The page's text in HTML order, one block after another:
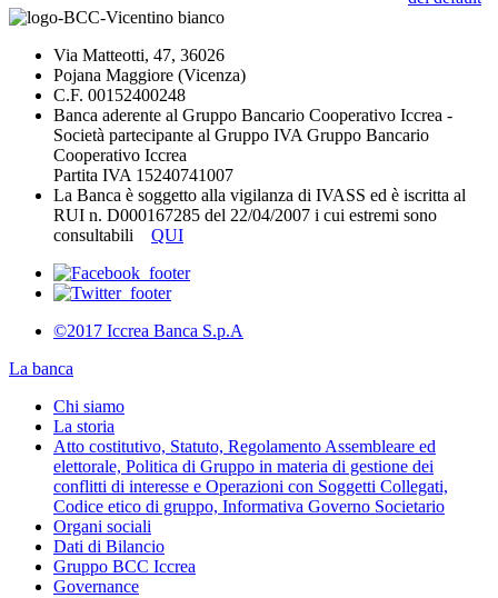
Via Matteotti, 47, 36026
Pojana Maggiore (Vicenza)
C.F. 00152400248
Banca aderente al Gruppo Bancario Cooperativo Iccrea -
Società partecipante al Gruppo IVA Gruppo Bancario
Cooperativo Iccrea
Partita IVA 15240741007
La Banca è soggetto alla vigilanza di IVASS ed è iscritta al
RUI n. D000167285 del 22/04/2007 i cui estremi sono
consultabili QUI
©2017 Iccrea Banca S.p.A
La banca
Chi siamo
La storia
Atto costitutivo, Statuto, Regolamento Assembleare ed
elettorale, Politica di Gruppo in materia di gestione dei
conflitti di interesse e Operazioni con Soggetti Collegati,
Codice etico di gruppo, Informativa Governo Societario
Organi sociali
Dati di Bilancio
Gruppo BCC Iccrea
Governance